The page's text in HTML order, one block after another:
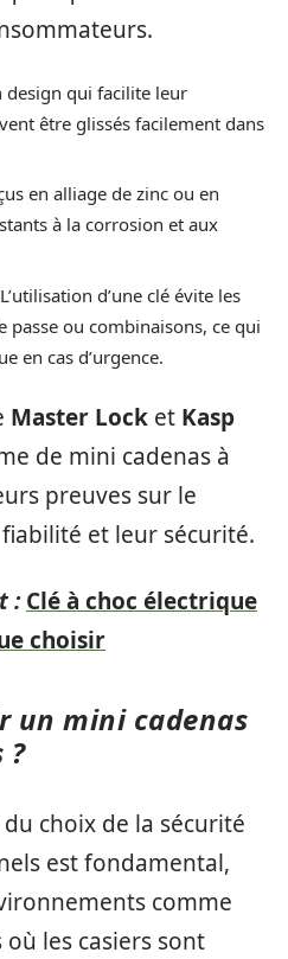
design qui facilite leur
être glissés facilement dans
en alliage de zinc ou en
à la corrosion et aux
d’une clé évite les
passe ou combinaisons, ce qui
en cas d’urgence.
Master Lock et Kasp
de mini cadenas à
preuves sur le
et leur sécurité.
: Clé à choc électrique
choisir
un mini cadenas
?
choix de la sécurité
est fondamental,
comme
où les casiers sont